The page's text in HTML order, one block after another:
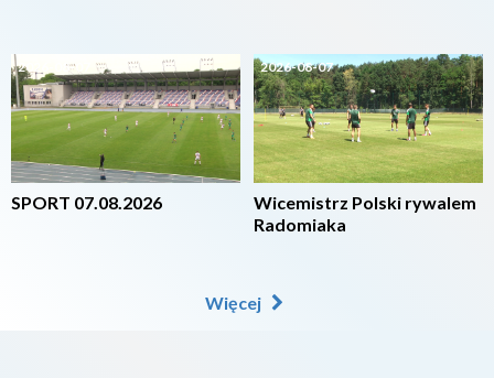
2026-08-07
SPORT 07.08.2026
2026-08-07
Wicemistrz Polski rywalem
Radomiaka
Więcej